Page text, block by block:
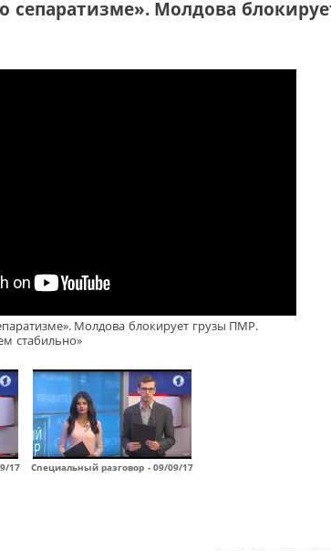
сепаратизме». Молдова
Молдова блокирует грузы ПМР.
стабильно»
17 Специальный разговор - 09/09/17